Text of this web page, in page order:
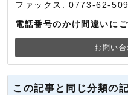
ファックス: 0773-62-
電話番号のかけ間違いに
お問い
この記事と同じ分類の